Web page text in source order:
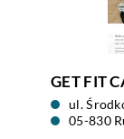
GET FIT
ul.
05-830